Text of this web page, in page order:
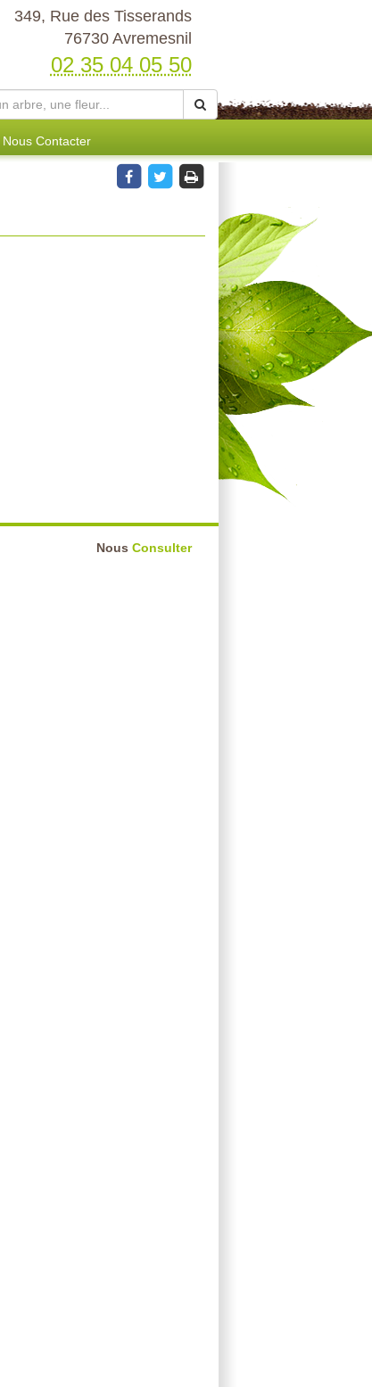
349, Rue des Tisserands
76730 Avremesnil
02 35 04 05 50
Nous Contacter
Nous Consulter